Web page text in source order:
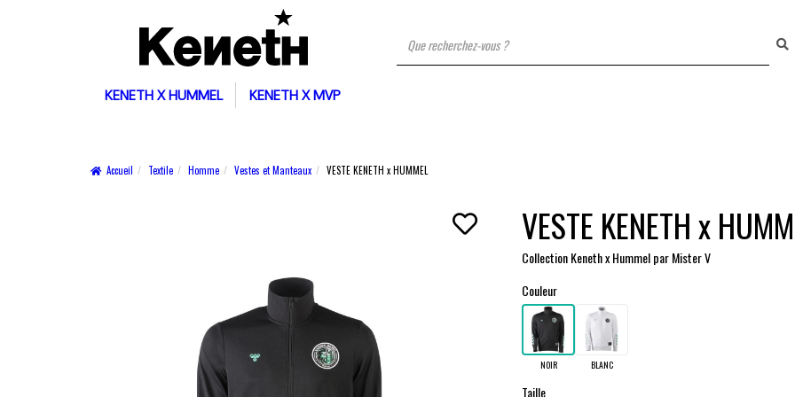
KENETH X HUMMEL KENETH X MVP
Accueil Textile Homme Vestes et Manteaux VESTE KENETH x HUMMEL
VESTE KENETH x
Collection Keneth x Hummel par Mister V
Couleur
NOIR BLANC
Taille